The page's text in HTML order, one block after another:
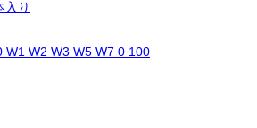
入り
W1 W2 W3 W5 W7 0 100